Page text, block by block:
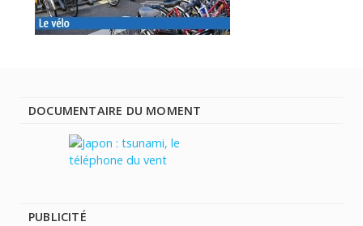
DOCUMENTAIRE DU MOMENT
PUBLICITÉ